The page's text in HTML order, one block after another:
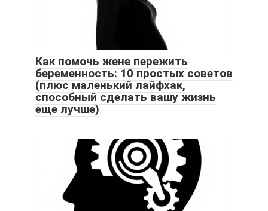
Как помочь жене пережить
беременность: 10 простых советов
(плюс маленький лайфхак,
способный сделать вашу жизнь
еще лучше)